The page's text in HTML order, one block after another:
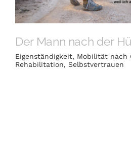
Der Mann nach der
Eigenständigkeit, Mobilität nach
Rehabilitation, Selbstvertrauen